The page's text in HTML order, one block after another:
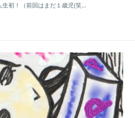
初！（前回はまだ１歳児(笑...